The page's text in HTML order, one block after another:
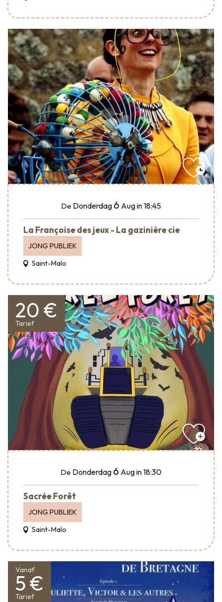
De Donderdag 6 Augin 18:45
La Françoise des jeux - La gazinière cie
JONG PUBLIEK
Saint-Malo
20 €
Tarief
De Donderdag 6 Augin 18:30
Sacrée Forêt
JONG PUBLIEK
Saint-Malo
Vanaf
5 €
Tarief